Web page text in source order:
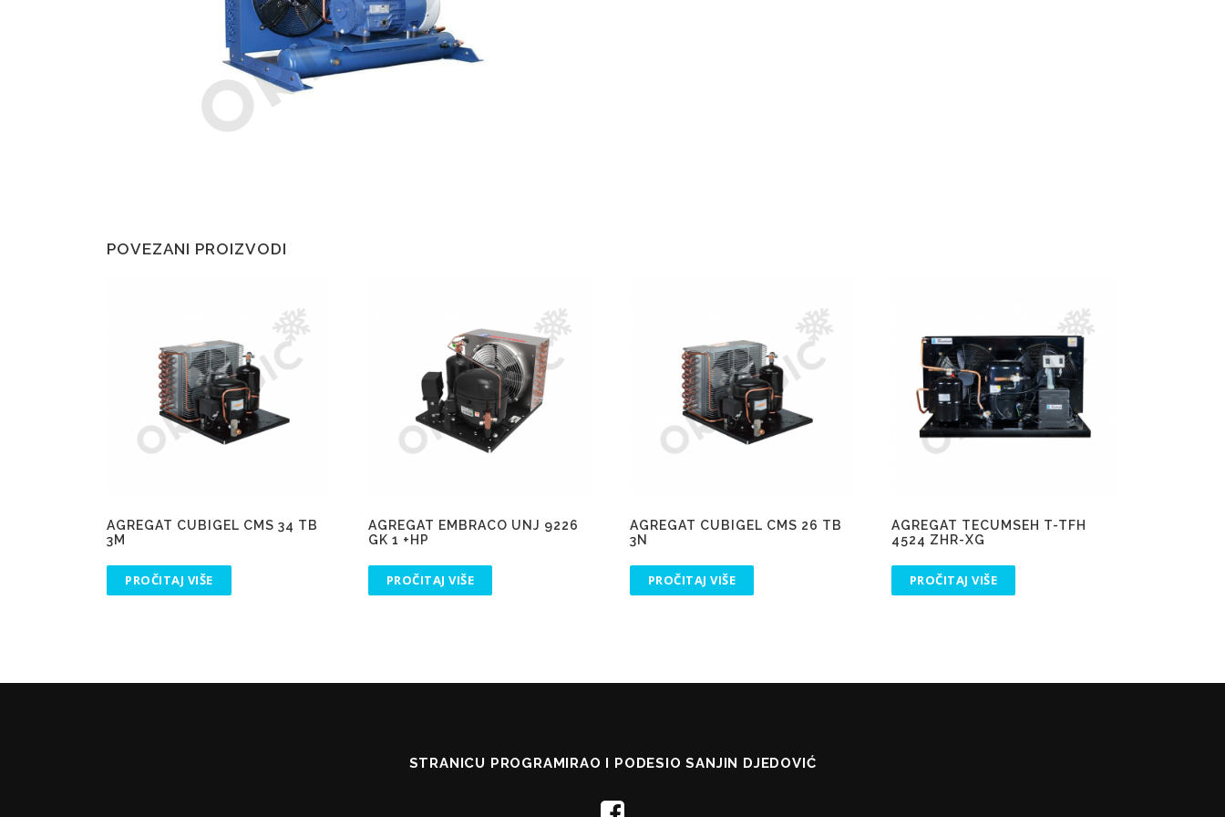
POVEZANI PROIZVODI
AGREGAT CUBIGEL CMS 34 TB
3M
PROČITAJ VIŠE
AGREGAT EMBRACO UNJ 9226
GK 1 +HP
PROČITAJ VIŠE
AGREGAT CUBIGEL CMS 26 TB
3N
PROČITAJ VIŠE
AGREGAT TECUMSEH T-TFH
4524 ZHR-XG
PROČITAJ VIŠE
STRANICU PROGRAMIRAO I PODESIO SANJIN DJEDOVIĆ